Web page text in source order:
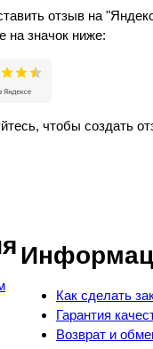
отзыв на
на значок ниже:
чтобы создать
Как сделать
Гарантия
Возврат и